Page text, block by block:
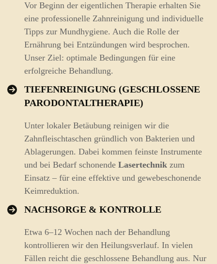
Vor Beginn der eigentlichen Therapie erhalten Sie
eine professionelle Zahnreinigung und individuelle
Tipps zur Mundhygiene. Auch die Rolle der
Ernährung bei Entzündungen wird besprochen.
Unser Ziel: optimale Bedingungen für eine
erfolgreiche Behandlung.
TIEFENREINIGUNG (GESCHLOSSENE
PARODONTALTHERAPIE)
Unter lokaler Betäubung reinigen wir die
Zahnfleischtaschen gründlich von Bakterien und
Ablagerungen. Dabei kommen feinste Instrumente
und bei Bedarf schonende Lasertechnik zum
Einsatz – für eine effektive und gewebeschonende
Keimreduktion.
NACHSORGE & KONTROLLE
Etwa 6–12 Wochen nach der Behandlung
kontrollieren wir den Heilungsverlauf. In vielen
Fällen reicht die geschlossene Behandlung aus. Nur